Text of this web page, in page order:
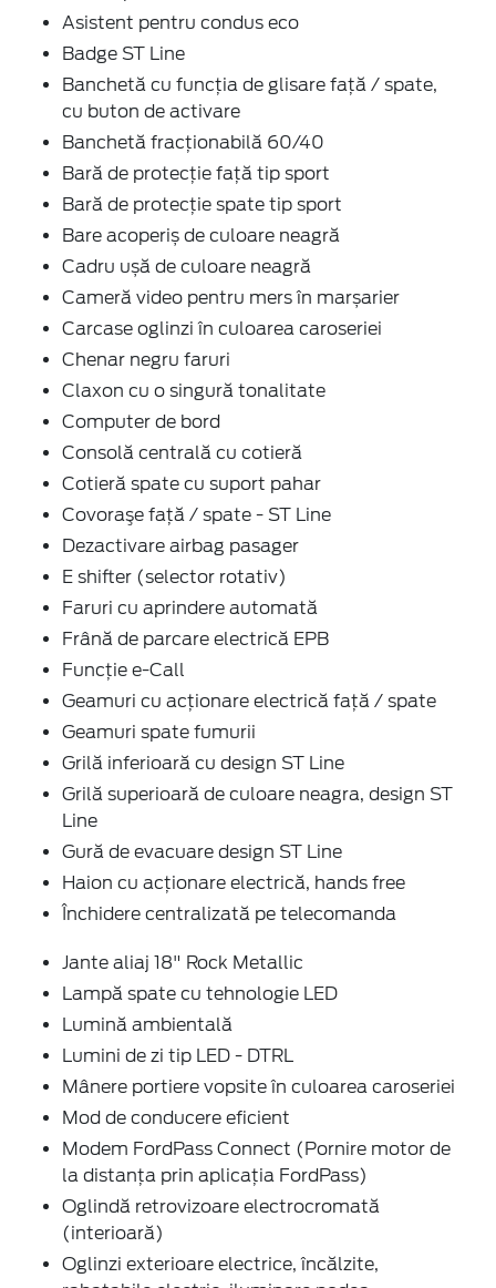
Asistent pentru condus eco
Badge ST Line
Banchetă cu funcţia de glisare faţă / spate,
cu buton de activare
Banchetă fracționabilă 60/40
Bară de protecţie faţă tip sport
Bară de protecţie spate tip sport
Bare acoperiș de culoare neagră
Cadru ușă de culoare neagră
Cameră video pentru mers în marșarier
Carcase oglinzi în culoarea caroseriei
Chenar negru faruri
Claxon cu o singură tonalitate
Computer de bord
Consolă centrală cu cotieră
Cotieră spate cu suport pahar
Covoraşe faţă / spate - ST Line
Dezactivare airbag pasager
E shifter (selector rotativ)
Faruri cu aprindere automată
Frână de parcare electrică EPB
Funcție e-Call
Geamuri cu acţionare electrică faţă / spate
Geamuri spate fumurii
Grilă inferioară cu design ST Line
Grilă superioară de culoare neagra, design ST
Line
Gură de evacuare design ST Line
Haion cu acţionare electrică, hands free
Închidere centralizată pe telecomanda
Jante aliaj 18" Rock Metallic
Lampă spate cu tehnologie LED
Lumină ambientală
Lumini de zi tip LED - DTRL
Mânere portiere vopsite în culoarea caroseriei
Mod de conducere eficient
Modem FordPass Connect (Pornire motor de
la distanța prin aplicația FordPass)
Oglindă retrovizoare electrocromată
(interioară)
Oglinzi exterioare electrice, încălzite,